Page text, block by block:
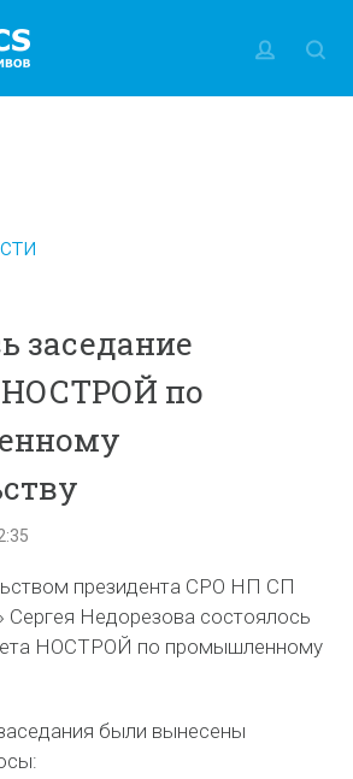
заседание
по
президента СРО НП СП
Сергея Недорезова состоялось
НОСТРОЙ по промышленному
были вынесены